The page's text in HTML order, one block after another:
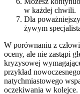
w każdej chwili.
Dla
żywym
W porównaniu z
oceny, ale nie zastąpi
kryzysowej
przykład
natychmiastowego
oczekiwania w